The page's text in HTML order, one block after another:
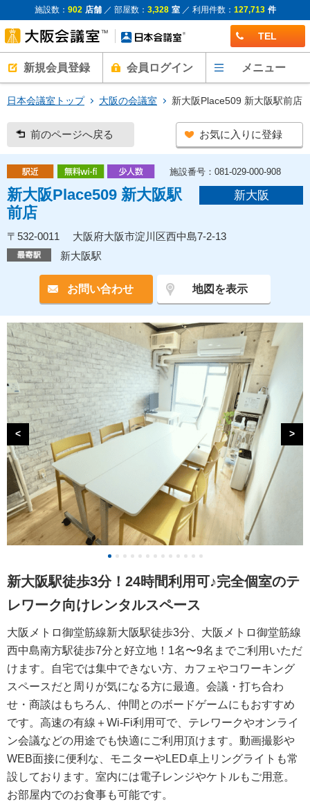
施設数： 902 店舗／ 部屋数： 3,328 室／ 利用件数： 127,713 件
TEL
新規会員登録 会員ログイン メニュー
日本会議室トップ 大阪の会議室 新大阪Place509 新大阪駅前店
前のページへ戻る お気に入りに登録
施設番号：081-029-000-908
新大阪Place509 新大阪駅
前店
新大阪
〒532-0011 大阪府大阪市淀川区西中島7-2-13
新大阪駅
お問い合わせ 地図を表示
< >
新大阪駅徒歩3分！24時間利用可♪完全個室のテ
レワーク向けレンタルスペース
大阪メトロ御堂筋線新大阪駅徒歩3分、大阪メトロ御堂筋線
西中島南方駅徒歩7分と好立地！1名〜9名までご利用いただ
けます。自宅では集中できない方、カフェやコワーキング
スペースだと周りが気になる方に最適。会議・打ち合わ
せ・商談はもちろん、仲間とのボードゲームにもおすすめ
です。高速の有線＋Wi-Fi利用可で、テレワークやオンライ
ン会議などの用途でも快適にご利用頂けます。動画撮影や
WEB面接に便利な、モニターやLED卓上リングライトも常
設しております。室内には電子レンジやケトルもご用意。
お部屋内でのお食事も可能です。